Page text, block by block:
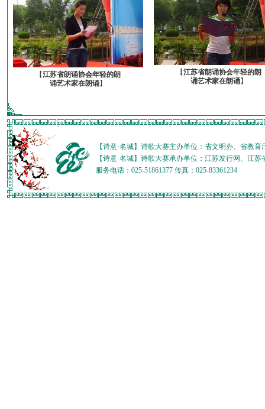
【江苏省朗诵协会年轻的朗
诵艺术家在朗诵】
【江苏省朗诵协会年轻的朗
诵艺术家在朗诵】
【诗意·名城】诗歌大赛主办单位：省文明办、省教
【诗意·名城】诗歌大赛承办单位：江苏发行网、江
服务电话：025-51861377 传真：025-83361234